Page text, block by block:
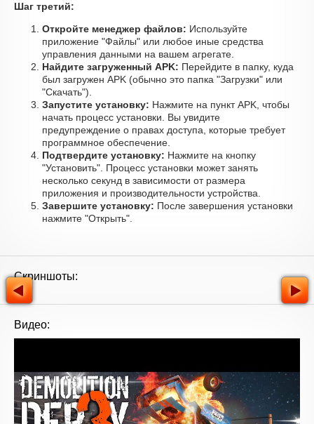
Шаг третий:
Откройте менеджер файлов: Используйте
приложение "Файлы" или любое иные средства
управления данными на вашем агрегате.
Найдите загруженный APK: Перейдите в папку, куда
был загружен APK (обычно это папка "Загрузки" или
"Скачать").
Запустите установку: Нажмите на пункт APK, чтобы
начать процесс установки. Вы увидите
предупреждение о правах доступа, которые требует
программное обеспечение.
Подтвердите установку: Нажмите на кнопку
"Установить". Процесс установки может занять
несколько секунд в зависимости от размера
приложения и производительности устройства.
Завершите установку: После завершения установки
нажмите "Открыть".
Скриншоты:
Видео: